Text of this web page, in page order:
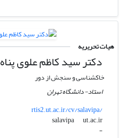
هیات تحریریه
دکتر سید کاظم علوی پناه
خاکشناسی و سنجش از دور
استاد- دانشگاه تهران
rtis2.ut.ac.ir/cv/salavipa/
salavipa
ut.ac.ir
-